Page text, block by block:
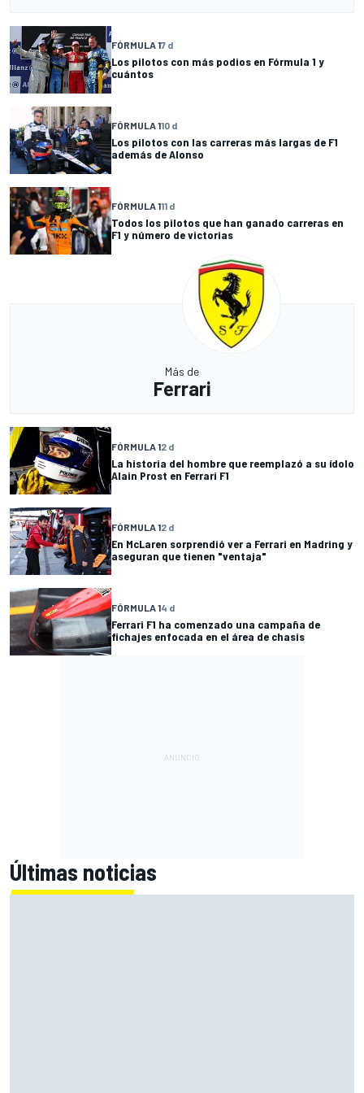
FÓRMULA 17 d
Los pilotos con más podios en Fórmula 1 y
cuántos
FÓRMULA 110 d
Los pilotos con las carreras más largas de F1
además de Alonso
FÓRMULA 111 d
Todos los pilotos que han ganado carreras en
F1 y número de victorias
Más de
Ferrari
FÓRMULA 12 d
La historia del hombre que reemplazó a su ídolo
Alain Prost en Ferrari F1
FÓRMULA 12 d
En McLaren sorprendió ver a Ferrari en Madring y
aseguran que tienen "ventaja"
FÓRMULA 14 d
Ferrari F1 ha comenzado una campaña de
fichajes enfocada en el área de chasis
Últimas noticias